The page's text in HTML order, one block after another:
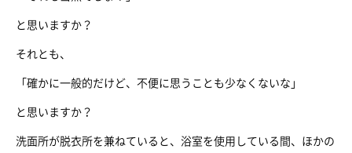
と思いますか？
それとも、
「確かに一般的だけど、不便に思うことも少なくないな」
と思いますか？
洗面所が脱衣所を兼ねていると、浴室を使用している間、ほかの